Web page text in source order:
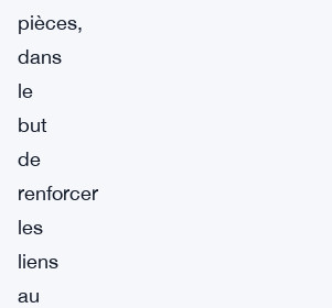
pièces,
dans
le
but
de
renforcer
les
liens
au